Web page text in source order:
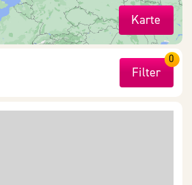
Karte
Filter
0